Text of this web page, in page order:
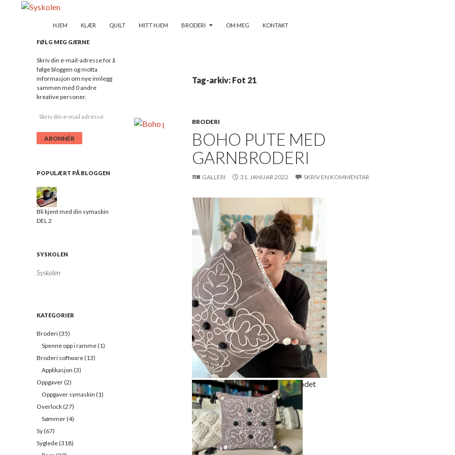
Syskolen
HJEM
KLÆR QUILT MITT HJEM BRODERI OM MEG KONTAKT
Tag-arkiv: Fot 21
BRODERI
BOHO PUTE MED
GARNBRODERI
GALLERI 31. JANUAR 2022 SKRIV EN KOMMENTAR
Det er gøy når idéen man har i hodet
plutselig er blitt virkelighet
– ganske enkel syglede
FØLG MEG GJERNE
Skriv din e-mail-adresse for å
følge bloggen og motta
informasjon om nye innlegg
sammen med 0 andre
kreative personer.
r
i
i
e
-
m
a
i
d
e
e
:
POPULÆRT PÅ BLOGGEN
Bli kjent med din symaskin
DEL 2
SYSKOLEN
Syskolen
KATEGORIER
Broderi(35)
Spenne opp i ramme(1)
Broderi software(13)
Applikasjon (3)
Oppgaver(2)
Oppgaver symaskin (1)
Overlock(27)
Sømmer(4)
Sy(67)
Syglede(318)